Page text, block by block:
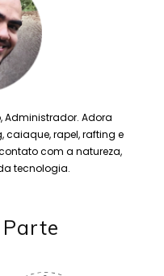
Administrador. Adora
caiaque, rapel, rafting e
com a natureza,
tecnologia.